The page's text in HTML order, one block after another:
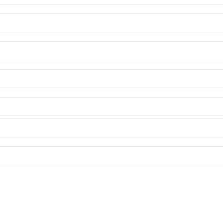
volta intorno al 1970 e in Italia fioriture diO. ovatasono
di disturbi alla salute dei bagnanti in varie zone costiere
all'alga tossica, comunque, è in diminuzione
guida sulla gestione del rischio associato alle
a seguito dell'episodio ligure, e aggiornate dall'Istituto
le coste italiane sono interessate nella stagione estiva
delle regioni.
insenature, zone collocate dietro barriere
dell'inalazione delle goccioline trasportate dal vento
con questa alga possono riportare i seguenti sintomi:
prodotte da
dell'alga.
(ISS, 2014) viene proposta una definizione di"caso"
la balneazione sono interessate più vie di
respiratori con potenziale successiva colorazione blu
anche in assenza di contatto, intorpidimento e
a
dal medico, possono alleviare eventuali malesseri
non steroidei, naturalmente sempre sotto la
persone già affette da altri tipi di disturbi respiratori,
si aggravino anche dopo l'allontanamento dalla
e sanitari è cruciale per la gestione del rischio e
e ricerca dell’Intergovernmental
Control and Prevention) forniscono informazioni
2010, in Italia è diventato obbligatorio effettuare
tossiche.
di Ostreopsis cf. ovata e altre microalghe
periodici (es. Rapporti ISTISAN/ISPRA).
composti, fra cui la palitossina prodotta da coralli
sono alcune delle varianti, prodotte daOstreopsis
palitossina è riconosciuta come una delle sostanze
molto meno tossiche della palitossina e di altre
quindi non viene denaturata con la bollitura o altri
zone tropicali e subtropicali in seguito al consumo di
funzione fondamentale per la trasmissione dell'impulso
aumento a livello globale, con una tendenza di crescita
ilGlobal Harmful Algal Bloom Status Report 2021
Intergovernativa (IOC) dell'UNESCO, gli
impatti.
delle temperature dell’acqua (sopra i 25°C) e alla
Istituto Superiore di Sanità; 2014. (Rapporti ISTISAN 14/
Ambientale (ISPRA).
(CDC).
(CONTAM). Scientific Opinion on marine biotoxins